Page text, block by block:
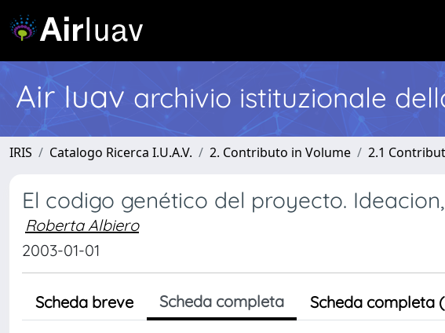
Air Iuav archivio istituzionale
IRIS Catalogo Ricerca I.U.A.V. 2. Contributo in Volume 2.1
El codigo genético del proyecto.
Roberta Albiero
2003-01-01
Scheda breve Scheda completa Scheda completa